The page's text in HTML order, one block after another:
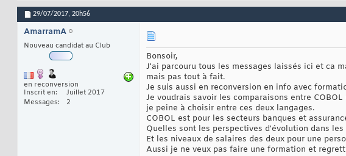
29/07/2017, 20h56
AmarramA
Nouveau candidat au Club
en reconversion
Inscrit en
Juillet 2017
Messages
2
Bonsoir,
J'ai parcouru tous les messages laissés ici et ca
mais pas tout à fait.
Je suis aussi en reconversion en info avec
Je voudrais savoir les comparaisons entre
je peine à choisir entre ces deux langages.
COBOL est pour les secteurs banques et
Quelles sont les perspectives d'évolution dans les
Et les niveaux de salaires des deux pour une
Aussi je ne veux pas faire une formation et